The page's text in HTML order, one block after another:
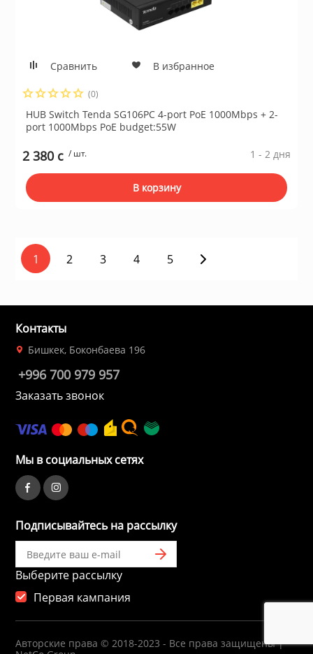
Сравнить В избранное
(0)
HUB Switch Tenda SG106PC 4-port PoE 1000Mbps + 2-
port 1000Mbps PoE budget:55W
2 380 c / шт. 1 - 2 дня
В корзину
1 2 3 4 5
Контакты
Бишкек, Боконбаева 196
+996 700 979 957
Заказать звонок
Мы в социальных сетях
Подписывайтесь на рассылку
Выберите рассылку
Первая кампания
Авторские права © 2018-2023 - Все права защищены |